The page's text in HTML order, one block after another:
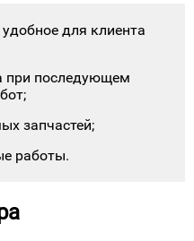
для клиента
при последующем
запчастей;
работы.